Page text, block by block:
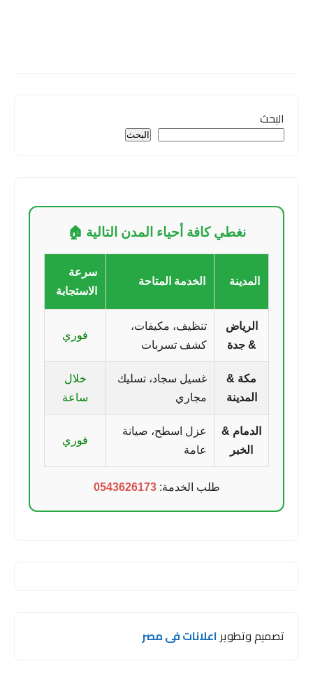
البحث
البحث
نغطي كافة أحياء المدن التالية 🏠
المدينة الخدمة المتاحة
سرعة
الاستجابة
الرياض
& جدة
تنظيف، مكيفات،
كشف تسربات
فوري
مكة &
المدينة
غسيل سجاد، تسليك
مجاري
خلال
ساعة
الدمام &
الخبر
عزل اسطح، صيانة
عامة
فوري
طلب الخدمة:0543626173
تصميم وتطويراعلانات فى مصر